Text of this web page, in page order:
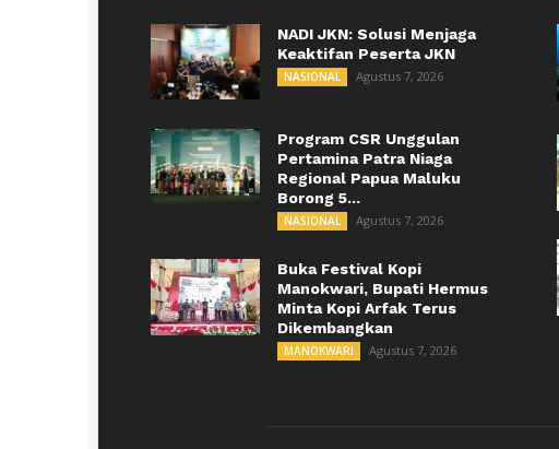
NADI JKN: Solusi Menjaga
Keaktifan Peserta JKN
NASIONAL Agustus 7, 2026
Program CSR Unggulan
Pertamina Patra Niaga
Regional Papua Maluku
Borong 5...
NASIONAL Agustus 7, 2026
Buka Festival Kopi
Manokwari, Bupati Hermus
Minta Kopi Arfak Terus
Dikembangkan
MANOKWARI Agustus 7, 2026